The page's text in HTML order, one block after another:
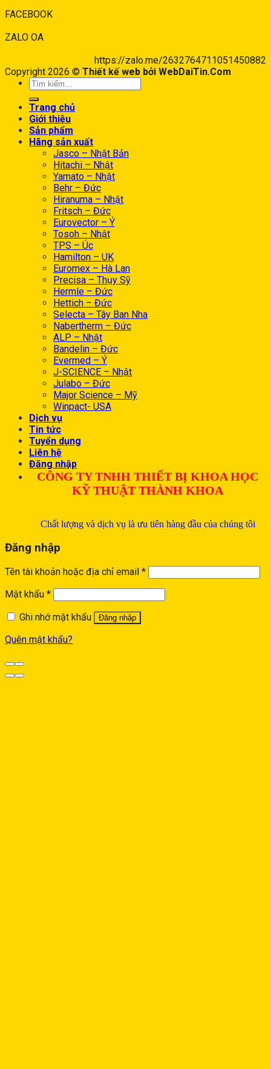
FACEBOOK
ZALO OA
https://zalo.me/2632764711051450882
Copyright 2026 © Thiết kế web bởi WebDaiTin.Com
Trang chủ
Giới thiệu
Sản phẩm
Hãng sản xuất
Jasco – Nhật Bản
Hitachi – Nhật
Yamato – Nhật
Behr – Đức
Hiranuma – Nhật
Fritsch – Đức
Eurovector – Ý
Tosoh – Nhật
TPS – Úc
Hamilton – UK
Euromex – Hà Lan
Precisa – Thụy Sỹ
Hermle – Đức
Hettich – Đức
Selecta – Tây Ban Nha
Nabertherm – Đức
ALP – Nhật
Bandelin – Đức
Evermed – Ý
J-SCIENCE – Nhật
Julabo – Đức
Major Science – Mỹ
Winpact- USA
Dịch vụ
Tin tức
Tuyển dụng
Liên hệ
Đăng nhập
CÔNG TY TNHH THIẾT BỊ KHOA HỌC
KỸ THUẬT THÀNH KHOA
Chất lượng và dịch vụ là ưu tiên hàng đầu của chúng tôi
Đăng nhập
Tên tài khoản hoặc địa chỉ email *
Mật khẩu *
Ghi nhớ mật khẩu
Đăng nhập
Quên mật khẩu?